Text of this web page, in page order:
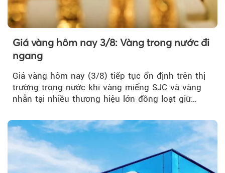
Giá vàng hôm nay 3/8: Vàng trong nước đi
ngang
Giá vàng hôm nay (3/8) tiếp tục ổn định trên thị
trường trong nước khi vàng miếng SJC và vàng
nhẫn tại nhiều thương hiệu lớn đồng loạt giữ